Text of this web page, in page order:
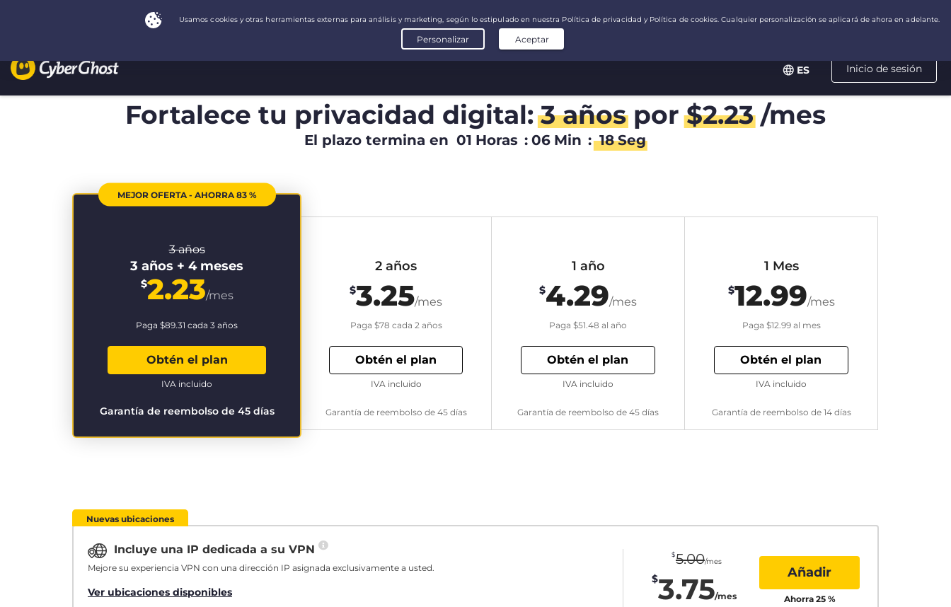
Inicio de sesión
ES
Fortalece tu privacidad digital:3 añospor$2.23/mes
El plazo termina en 01 Horas : 06 Min : 17 Seg
MEJOR OFERTA - AHORRA 83 %
3 años
3 años + 4 meses
$2.23/mes
Paga $89.31 cada 3 años
Obtén el plan
Garantía de reembolso de 45 días
IVA incluido
2 años
$3.25/mes
Paga $78 cada 2 años
Obtén el plan
Garantía de reembolso de 45 días
IVA incluido
1 año
$4.29/mes
Paga $51.48 al año
Obtén el plan
Garantía de reembolso de 45 días
IVA incluido
1 Mes
$12.99/mes
Paga $12.99al mes
Obtén el plan
Garantía de reembolso de 14 días
IVA incluido
Nuevas ubicaciones
Incluye una IP dedicada a su VPN
Mejore su experiencia VPN con una dirección IP asignada exclusivamente a usted.
Ver ubicaciones disponibles
$5.00/mes
$3.75/mes
Añadir
Ahorra 25%